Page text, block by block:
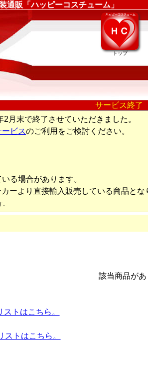
通販「ハッピーコスチューム」
トップ
サービス終了
月末で終了させていただきました。
ビスのご利用をご検討ください。
る場合があります。
ーより直接輸入販売している商品とな
該当商品があ
トはこちら。
ストはこちら。